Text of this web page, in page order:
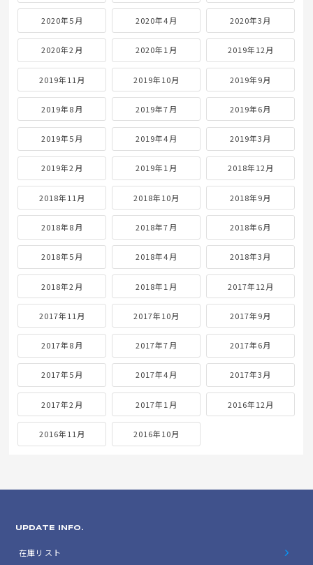
2020年5月 2020年4月 2020年3月
2020年2月 2020年1月 2019年12月
2019年11月 2019年10月 2019年9月
2019年8月 2019年7月 2019年6月
2019年5月 2019年4月 2019年3月
2019年2月 2019年1月 2018年12月
2018年11月 2018年10月 2018年9月
2018年8月 2018年7月 2018年6月
2018年5月 2018年4月 2018年3月
2018年2月 2018年1月 2017年12月
2017年11月 2017年10月 2017年9月
2017年8月 2017年7月 2017年6月
2017年5月 2017年4月 2017年3月
2017年2月 2017年1月 2016年12月
2016年11月 2016年10月
UPDATE INFO.
在庫リスト